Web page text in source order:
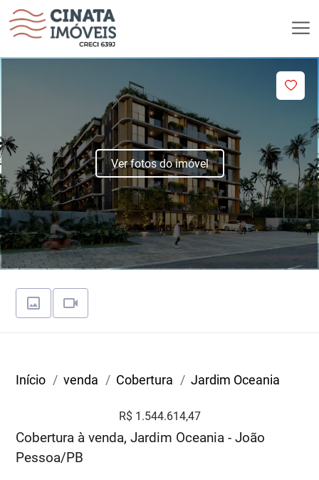
Ver fotos do imóvel
Início venda Cobertura Jardim Oceania
R$ 1.544.614,47
Cobertura à venda, Jardim Oceania - João
Pessoa/PB